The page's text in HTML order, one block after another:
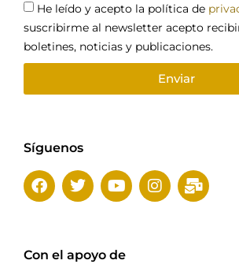
He leído y acepto la política de
suscribirme al newsletter acepto
boletines, noticias y publicaciones.
Enviar
Síguenos
Con el apoyo de